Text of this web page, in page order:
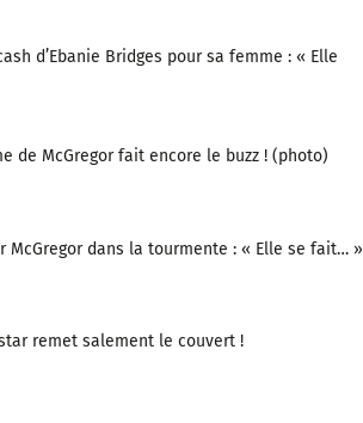
d’Ebanie Bridges pour sa femme : « Elle
de McGregor fait encore le buzz ! (photo)
McGregor dans la tourmente : « Elle se fait… »
remet salement le couvert !